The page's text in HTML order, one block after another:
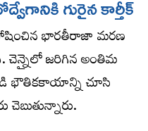
గురైన కార్తీక్
భారతీరాజా మరణ
చెన్నైలో జరిగిన అంతిమ
భౌతికకాయాన్ని చూసి